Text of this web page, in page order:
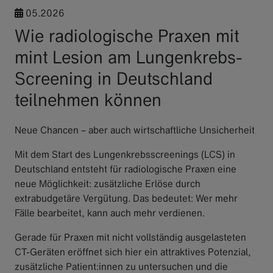
05.2026
Wie radiologische Praxen mit
mint Lesion am Lungenkrebs-
Screening in Deutschland
teilnehmen können
Neue Chancen – aber auch wirtschaftliche Unsicherheit
Mit dem Start des Lungenkrebsscreenings (LCS) in
Deutschland entsteht für radiologische Praxen eine
neue Möglichkeit: zusätzliche Erlöse durch
extrabudgetäre Vergütung. Das bedeutet: Wer mehr
Fälle bearbeitet, kann auch mehr verdienen.
Gerade für Praxen mit nicht vollständig ausgelasteten
CT-Geräten eröffnet sich hier ein attraktives Potenzial,
zusätzliche Patient:innen zu untersuchen und die